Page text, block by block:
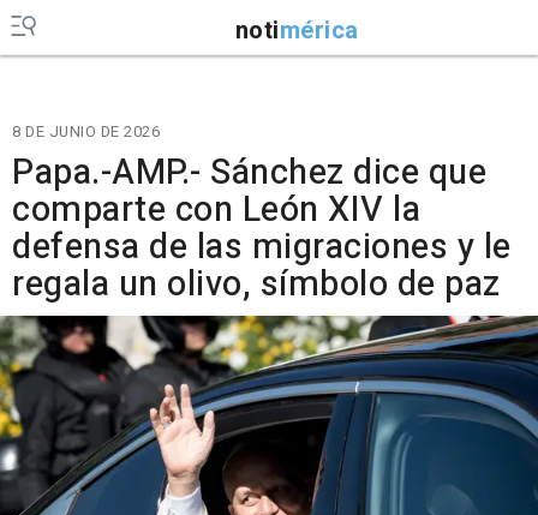
notimérica
8 DE JUNIO DE 2026
Papa.-AMP.- Sánchez dice que
comparte con León XIV la
defensa de las migraciones y le
regala un olivo, símbolo de paz